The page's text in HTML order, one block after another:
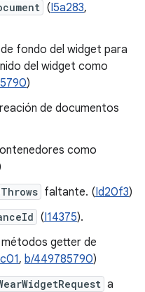
(I5a283,
fondo del widget para
del widget como
)
de documentos
como
faltante. (Id20f3)
(I14375).
getter de
, b/449785790)
a